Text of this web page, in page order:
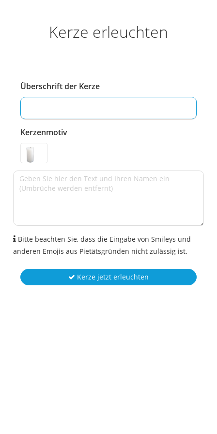
Kerze erleuchten
Überschrift der Kerze
Kerzenmotiv
Bitte beachten Sie, dass die Eingabe von Smileys und
anderen Emojis aus Pietätsgründen nicht zulässig ist.
Kerze jetzt erleuchten